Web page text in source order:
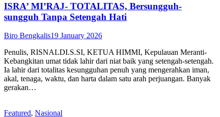
ISRA’ MI’RAJ- TOTALITAS, Bersungguh-
sungguh Tanpa Setengah Hati
Biro Bengkalis19 January 2026
Penulis, RISNALDI.S.SI, KETUA HIMMI, Kepulauan Meranti-
Kebangkitan umat tidak lahir dari niat baik yang setengah-setengah.
Ia lahir dari totalitas kesungguhan penuh yang mengerahkan iman,
akal, tenaga, waktu, dan harta dalam satu arah perjuangan. Banyak
gerakan…
Featured, Nasional